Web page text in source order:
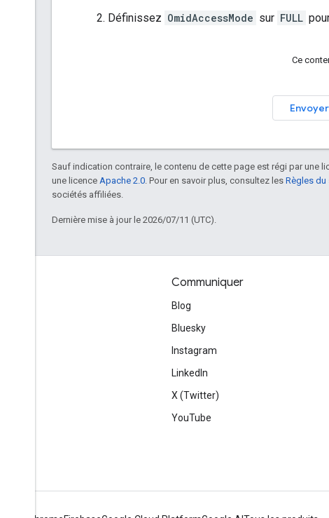
Définissez OmidAccessMode sur FULL
Ce
Sauf indication contraire, le contenu de cette page est régi par une
une licence Apache 2.0 . Pour en savoir plus, consultez les Règles du
sociétés affiliées.
Dernière mise à jour le 2026/07/11 (UTC).
Communiquer
Blog
Bluesky
Instagram
LinkedIn
X (Twitter)
YouTube